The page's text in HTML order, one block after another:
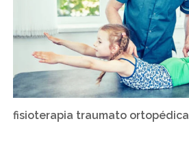
fisioterapia traumato ortopédica